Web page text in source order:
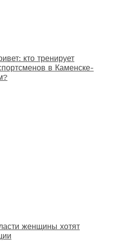
кто тренирует
в Каменске-
женщины хотят